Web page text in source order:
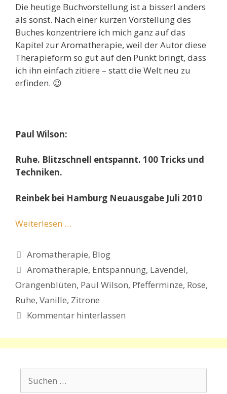
Die heutige Buchvorstellung ist a bisserl anders
als sonst. Nach einer kurzen Vorstellung des
Buches konzentriere ich mich ganz auf das
Kapitel zur Aromatherapie, weil der Autor diese
Therapieform so gut auf den Punkt bringt, dass
ich ihn einfach zitiere – statt die Welt neu zu
erfinden. 😉
Paul Wilson:
Ruhe. Blitzschnell entspannt. 100 Tricks und
Techniken.
Reinbek bei Hamburg Neuausgabe Juli 2010
Weiterlesen …
Kategorien
Aromatherapie, Blog
Schlagwörter
Aromatherapie, Entspannung, Lavendel,
Orangenblüten, Paul Wilson, Pfefferminze, Rose,
Ruhe, Vanille, Zitrone
Kommentar hinterlassen
nach: